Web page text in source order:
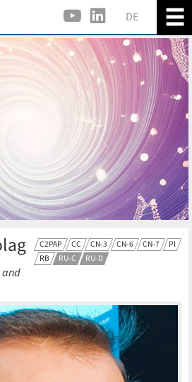
DE
C2PAP CC CN-3 CN-6 CN-7
PI
RB
RU-C RU-D
and